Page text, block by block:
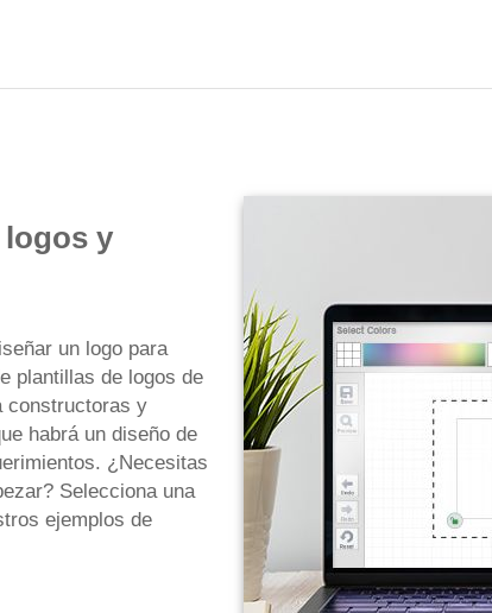
logos y
un logo para
plantillas de logos de
constructoras y
habrá un diseño de
¿Necesitas
Selecciona una
ejemplos de